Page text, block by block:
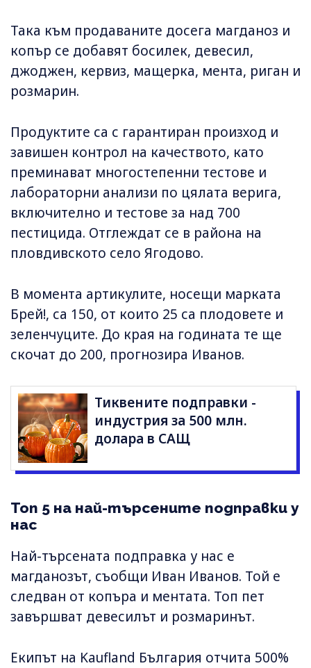
Така към продаваните досега магданоз и
копър се добавят босилек, девесил,
джоджен, кервиз, мащерка, мента, риган и
розмарин.
Продуктите са с гарантиран произход и
завишен контрол на качеството, като
преминават многостепенни тестове и
лабораторни анализи по цялата верига,
включително и тестове за над 700
пестицида. Отглеждат се в района на
пловдивското село Ягодово.
В момента артикулите, носещи марката
Брей!, са 150, от които 25 са плодовете и
зеленчуците. До края на годината те ще
скочат до 200, прогнозира Иванов.
Тиквените подправки -
индустрия за 500 млн.
долара в САЩ
Топ 5 на най-търсените подправки у
нас
Най-търсената подправка у нас е
магданозът, съобщи Иван Иванов. Той е
следван от копъра и ментата. Топ пет
завършват девесилът и розмаринът.
Екипът на Kaufland България отчита 500%